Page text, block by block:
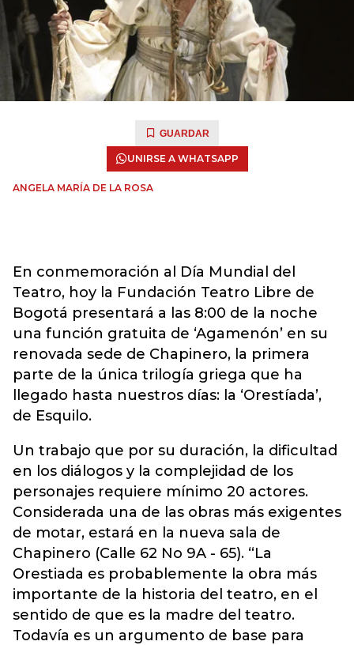
GUARDAR
UNIRSE A WHATSAPP
ANGELA MARÍA DE LA ROSA
En conmemoración al Día Mundial del
Teatro, hoy la Fundación Teatro Libre de
Bogotá presentará a las 8:00 de la noche
una función gratuita de ‘Agamenón’ en su
renovada sede de Chapinero, la primera
parte de la única trilogía griega que ha
llegado hasta nuestros días: la ‘Orestíada’,
de Esquilo.
Un trabajo que por su duración, la dificultad
en los diálogos y la complejidad de los
personajes requiere mínimo 20 actores.
Considerada una de las obras más exigentes
de motar, estará en la nueva sala de
Chapinero (Calle 62 No 9A - 65). “La
Orestiada es probablemente la obra más
importante de la historia del teatro, en el
sentido de que es la madre del teatro.
Todavía es un argumento de base para